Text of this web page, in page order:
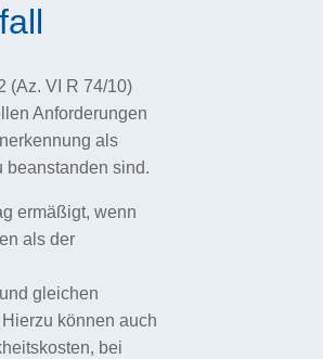
(Az. VI R 74/10)
Anforderungen
als
beanstanden sind.
ermäßigt, wenn
als der
gleichen
können auch
bei